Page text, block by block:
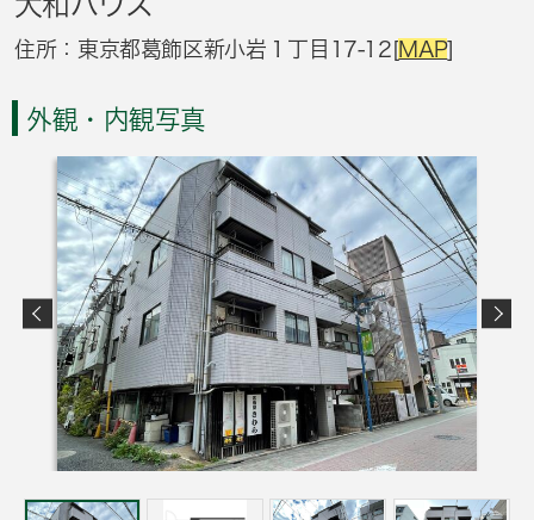
住所：東京都葛飾区新小岩１丁目17-12[MAP]
外観・内観写真